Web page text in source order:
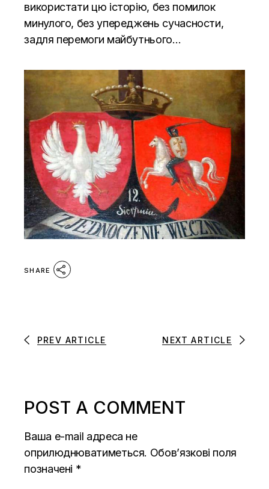
використати цю історію, без помилок
минулого, без упереджень сучасности,
задля перемоги майбутнього…
SHARE
PREV ARTICLE NEXT ARTICLE
POST A COMMENT
Ваша e-mail адреса не
оприлюднюватиметься. Обов’язкові поля
позначені *